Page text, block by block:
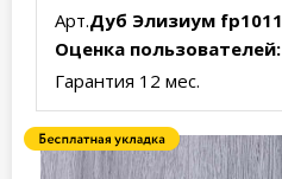
Арт.Дуб Элизиум fp1011
Оценка пользователей:
Гарантия 12 мес.